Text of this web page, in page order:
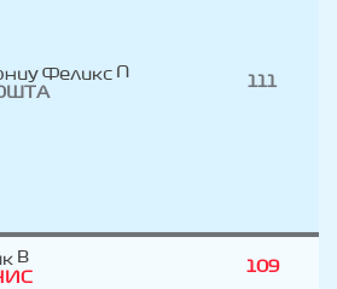
Феликс
111
109